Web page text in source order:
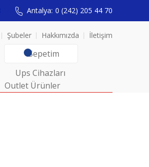
Antalya: 0 (242) 205 44 70
Şubeler Hakkımızda İletişim
Sepetim
Ups Cihazları
Outlet Ürünler